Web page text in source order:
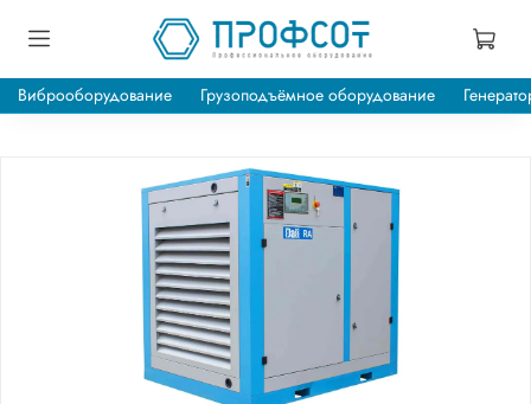
Виброоборудование Грузоподъёмное оборудование